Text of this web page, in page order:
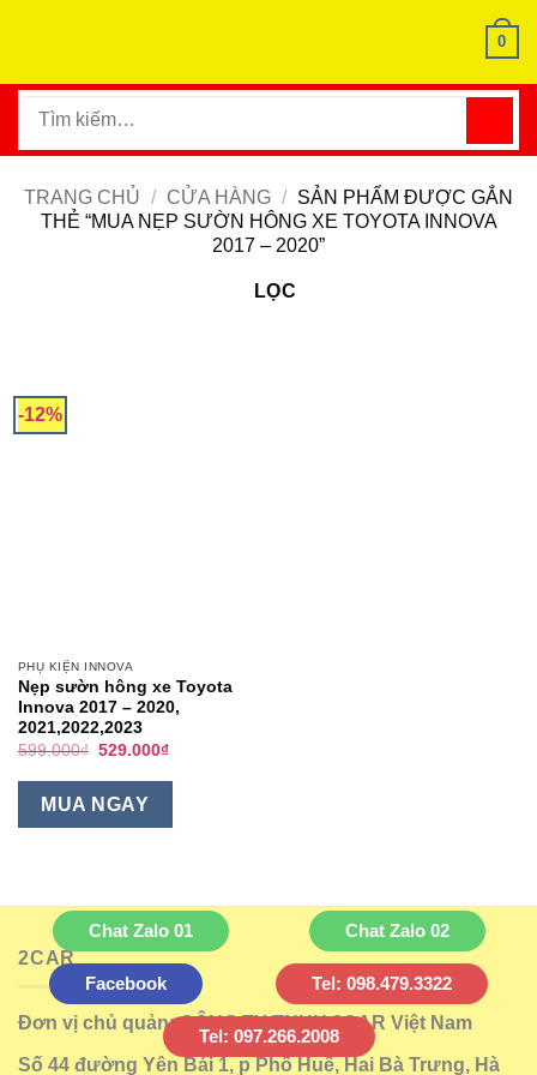
0
Tìm
TRANG CHỦ / CỬA HÀNG /
SẢN PHẨM ĐƯỢC GẮN
THẺ “MUA NẸP SƯỜN HÔNG XE TOYOTA INNOVA
2017 – 2020”
LỌC
-12%
PHỤ KIỆN INNOVA
Nẹp sườn hông xe Toyota
Innova 2017 – 2020,
2021,2022,2023
599.000₫ Giá
là:
599.000₫.
529.000₫Giá
tại
MUA NGAY
Chat Zalo 01 Chat Zalo 02
Facebook Tel: 098.479.3322
Tel: 097.266.2008
2CAR
Đơn vị chủ quản: CÔNG TY TNHH 2CAR Việt Nam
Số 44 đường Yên Bái 1, p Phố Huế, Hai Bà Trưng, Hà